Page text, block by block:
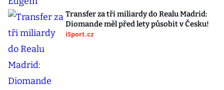
Transfer za tři miliardy do Realu Madrid:
Diomande měl před lety působit v Česku!
iSport.cz